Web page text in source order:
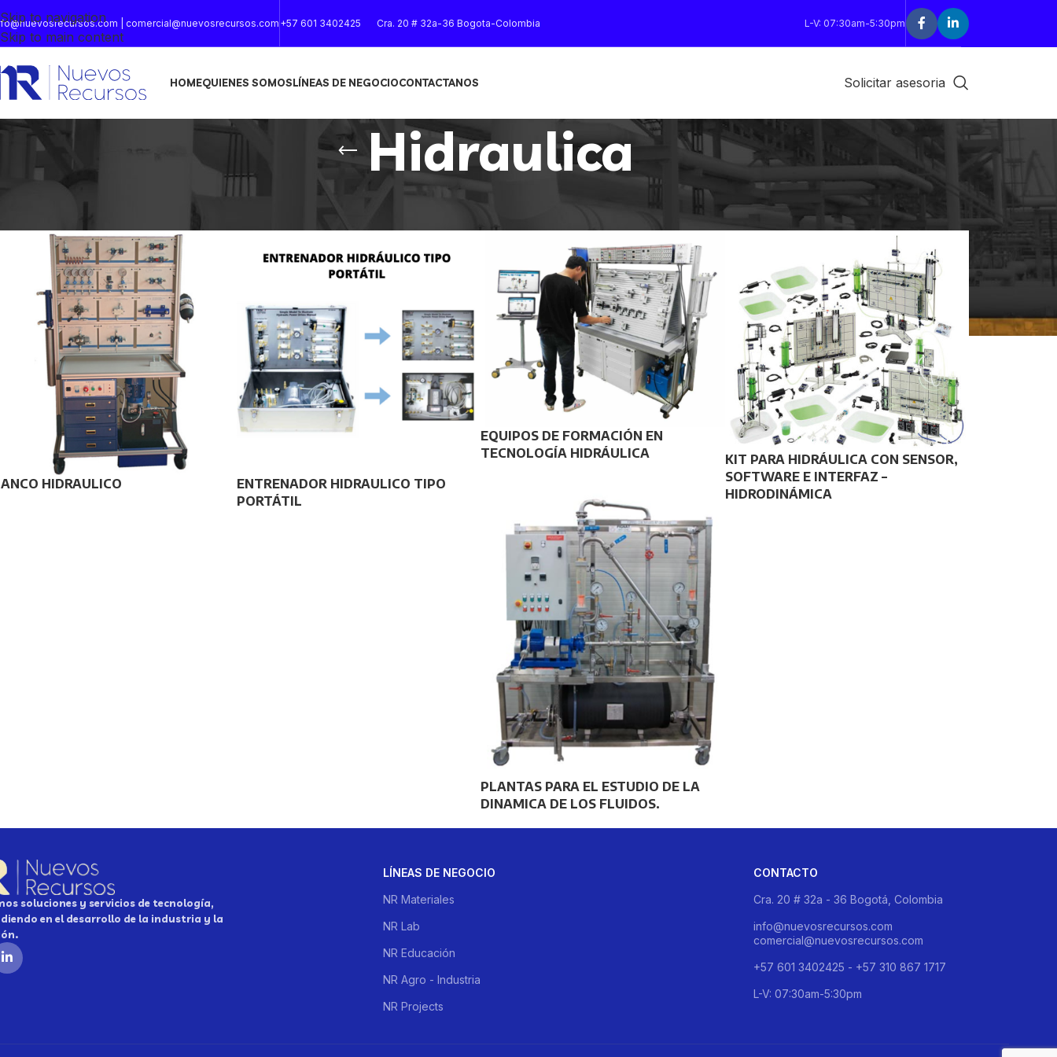
Skip to navigation
Skip to main content
| comercial@nuevosrecursos.com +57 601 3402425 Cra. 20 # 32a-36 Bogota-Colombia L-V: 07:30am-5:30pm
HOMEQUIENES SOMOSLÍNEAS DE NEGOCIOCONTACTANOS Solicitar asesoria
Hidraulica
18
HIDRAULICO
ENTRENADOR HIDRAULICO TIPO
PORTÁTIL
EQUIPOS DE FORMACIÓN EN
TECNOLOGÍA HIDRÁULICA
KIT PARA HIDRÁULICA CON SENSOR,
SOFTWARE E INTERFAZ –
HIDRODINÁMICA
PLANTAS PARA EL ESTUDIO DE LA
DINAMICA DE LOS FLUIDOS.
soluciones y servicios de tecnología,
en el desarrollo de la industria y la
LÍNEAS DE NEGOCIO
NR Materiales
NR Lab
NR Educación
NR Agro - Industria
NR Projects
CONTACTO
Cra. 20 # 32a - 36 Bogotá, Colombia
info@nuevosrecursos.com
comercial@nuevosrecursos.com
+57 601 3402425 - +57 310 867 1717
L-V: 07:30am-5:30pm